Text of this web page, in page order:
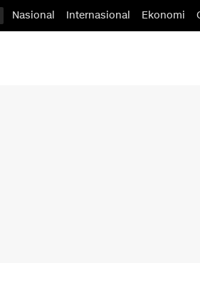
Nasional Internasional Ekonomi